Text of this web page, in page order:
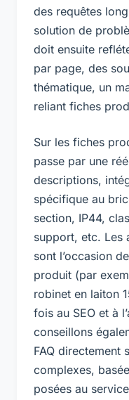
des requêtes
solution de
doit ensuite
par page, des
thématique, un
reliant fiches
Sur les fiches
passe par une
descriptions,
spécifique au
section, IP44,
support, etc. Les
sont l’occasion
produit (par
robinet en laiton
fois au SEO et à
conseillons
FAQ directement
complexes,
posées au